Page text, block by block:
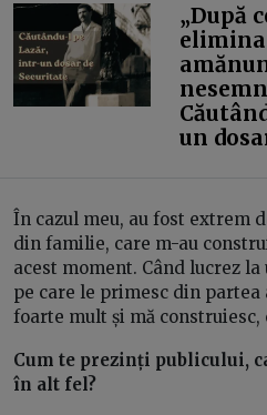
„După
un
În cazul meu, au fost extrem
din familie, care m-au
acest moment. Când lucrez
pe care le primesc din
foarte mult și mă construiesc,
Cum te prezinți publicului,
în alt fel?